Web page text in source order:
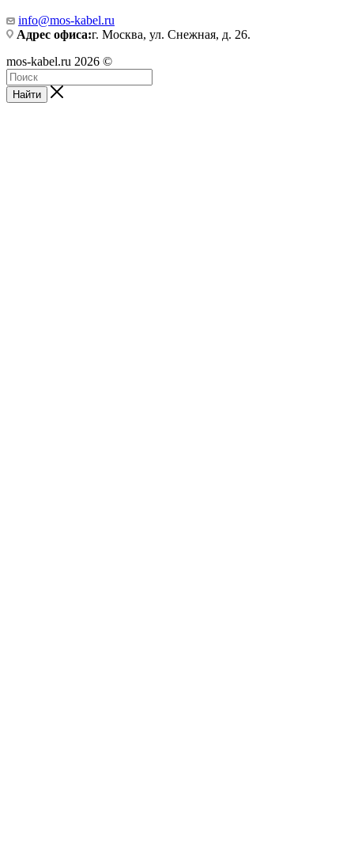
info@mos-kabel.ru
Адрес офиса:г. Москва, ул. Снежная, д. 26.
mos-kabel.ru 2026 ©
Найти